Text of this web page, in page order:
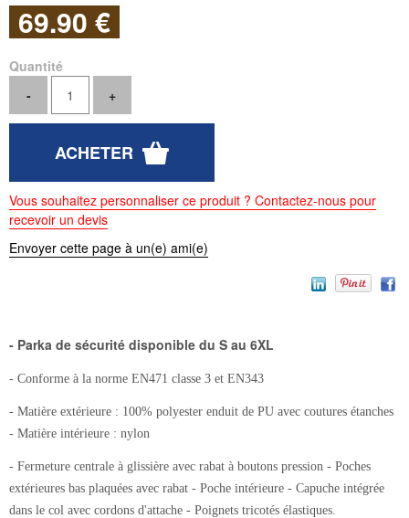
69.90 €
Quantité
Vous souhaitez personnaliser ce produit ? Contactez-nous pour
recevoir un devis
Envoyer cette page à un(e) ami(e)
- Parka de sécurité disponible du S au 6XL
- Conforme à la norme EN471 classe 3 et EN343
- Matière extérieure : 100% polyester enduit de PU avec coutures étanches
- Matière intérieure : nylon
- Fermeture centrale à glissière avec rabat à boutons pression - Poches
extérieures bas plaquées avec rabat - Poche intérieure - Capuche intégrée
dans le col avec cordons d'attache - Poignets tricotés élastiques.